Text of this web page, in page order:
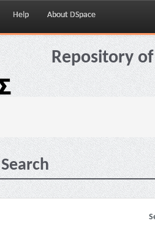
Help About DSpace
Repository
Search